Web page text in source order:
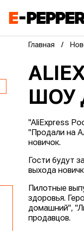
Главная
ШОУ
"AliExpress
"Продали на
новичок.
Гости будут
выхода
Пилотные
здоровья.
домашний",
продавцов.